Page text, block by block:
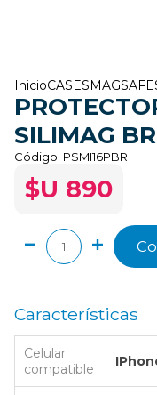
InicioCASES MAGSAFE
SILIMAG
Código: PSMI16PBR
$U 890
Características
Celular
compatible